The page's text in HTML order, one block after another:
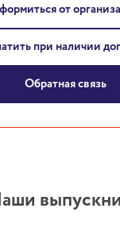
от
при наличии
Обратная связь